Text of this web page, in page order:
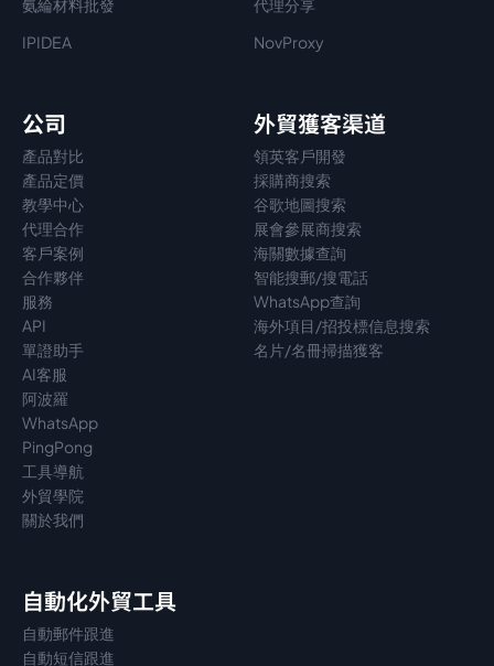
氨綸材料批發
代理分享
IPIDEA
NovProxy
公司
產品對比
產品定價
教學中心
代理合作
客戶案例
合作夥伴
服務
API
單證助手
AI客服
阿波羅
WhatsApp
PingPong
工具導航
外貿學院
關於我們
外貿獲客渠道
領英客戶開發
採購商搜索
谷歌地圖搜索
展會參展商搜索
海關數據查詢
智能搜郵/搜電話
WhatsApp查詢
海外項目/招投標信息搜索
名片/名冊掃描獲客
自動化外貿工具
自動郵件跟進
自動短信跟進